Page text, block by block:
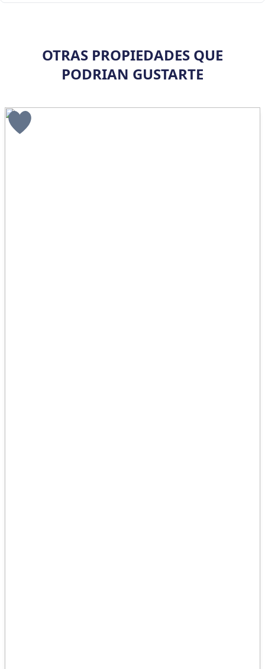
OTRAS PROPIEDADES QUE
PODRIAN GUSTARTE